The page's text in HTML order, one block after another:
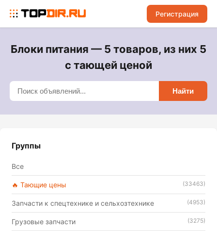
Регистрация
Блоки питания — 5 товаров, из них 5
с тающей ценой
Найти
Группы
Все
🔥 Тающие цены (33463)
Запчасти к спецтехнике и сельхозтехнике (4953)
Грузовые запчасти (3275)